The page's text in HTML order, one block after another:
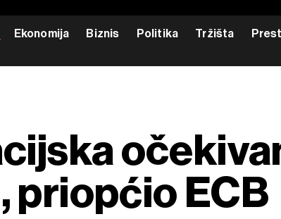
Ekonomija Biznis Politika Tržišta
priopćio ECB